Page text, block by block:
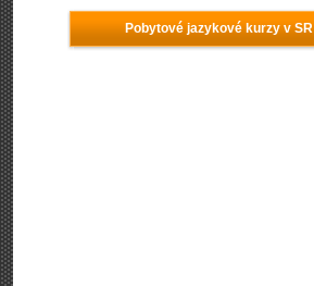
Pobytové jazykové kurzy v SR